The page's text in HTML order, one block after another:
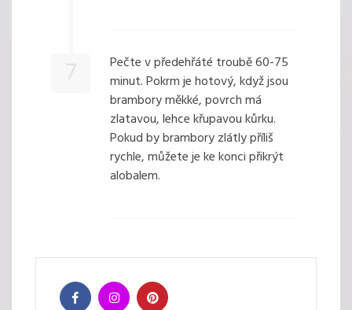
Pečte v předehřáté troubě 60-75
minut. Pokrm je hotový, když jsou
brambory měkké, povrch má
zlatavou, lehce křupavou kůrku.
Pokud by brambory zlátly příliš
rychle, můžete je ke konci přikrýt
alobalem.